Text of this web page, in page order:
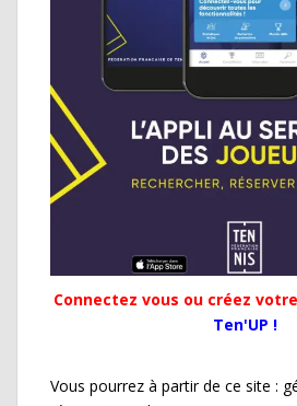
Connectez vous ou créez
Ten'UP !
Vous pourrez à partir de ce site :